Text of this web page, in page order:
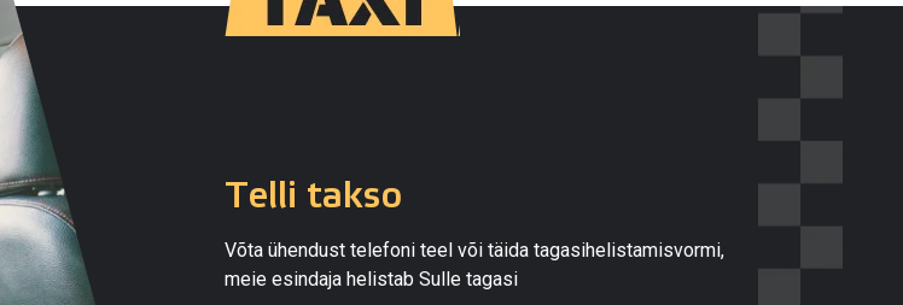
Telli takso
Võta ühendust telefoni teel või täida tagasihelistamisvormi,
meie esindaja helistab Sulle tagasi